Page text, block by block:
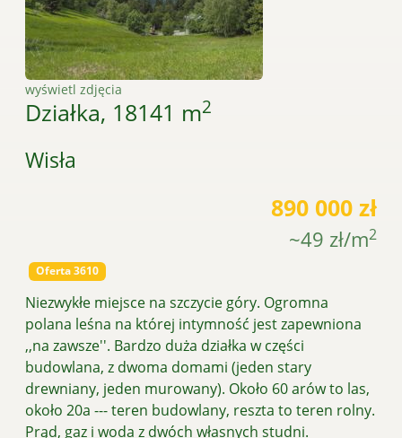
wyświetl zdjęcia
Działka, 18141 m2
Wisła
890 000 zł
~49 zł/m2
Oferta 3610
Niezwykłe miejsce na szczycie góry. Ogromna
polana leśna na której intymność jest zapewniona
,,na zawsze''. Bardzo duża działka w części
budowlana, z dwoma domami (jeden stary
drewniany, jeden murowany). Około 60 arów to las,
około 20a --- teren budowlany, reszta to teren rolny.
Prąd, gaz i woda z dwóch własnych studni.